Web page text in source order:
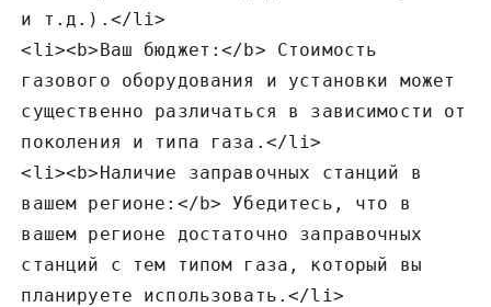
и т.д.).</li>
<li><b>Ваш бюджет:</b> Стоимость
газового оборудования и установки может
существенно различаться в зависимости от
поколения и типа газа.</li>
<li><b>Наличие заправочных станций в
вашем регионе:</b> Убедитесь‚ что в
вашем регионе достаточно заправочных
станций с тем типом газа‚ который вы
планируете использовать.</li>